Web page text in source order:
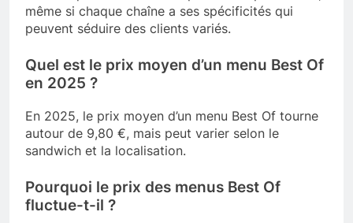
même si chaque chaîne a ses spécificités qui
peuvent séduire des clients variés.
Quel est le prix moyen d’un menu Best Of
en 2025 ?
En 2025, le prix moyen d’un menu Best Of tourne
autour de 9,80 €, mais peut varier selon le
sandwich et la localisation.
Pourquoi le prix des menus Best Of
fluctue-t-il ?